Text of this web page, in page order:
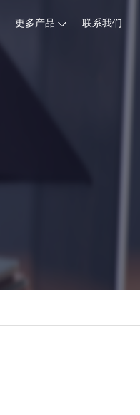
更多产品 联系我们